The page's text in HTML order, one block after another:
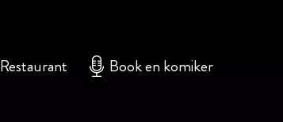
Restaurant Book en komiker